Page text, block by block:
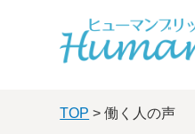
TOP > 働く人の声